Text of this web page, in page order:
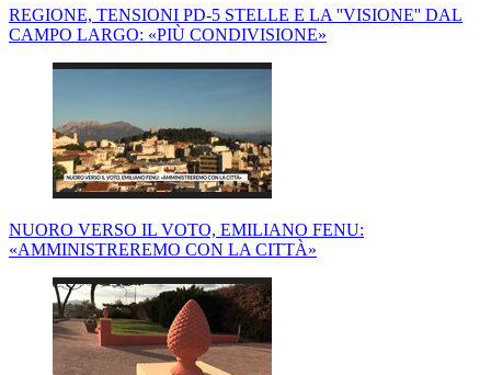
REGIONE, TENSIONI PD-5 STELLE E LA ''VISIONE'' DAL
CAMPO LARGO: «PIÙ CONDIVISIONE»
NUORO VERSO IL VOTO, EMILIANO FENU:
«AMMINISTREREMO CON LA CITTÀ»